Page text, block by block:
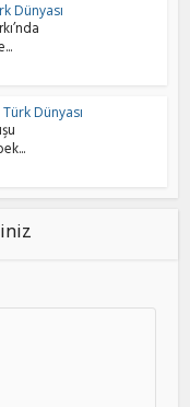
Dünyası
Türk Dünyası